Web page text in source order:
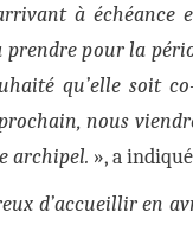
à échéance
pour la
qu’elle soit
nous
archipel. », a
d’accueillir en